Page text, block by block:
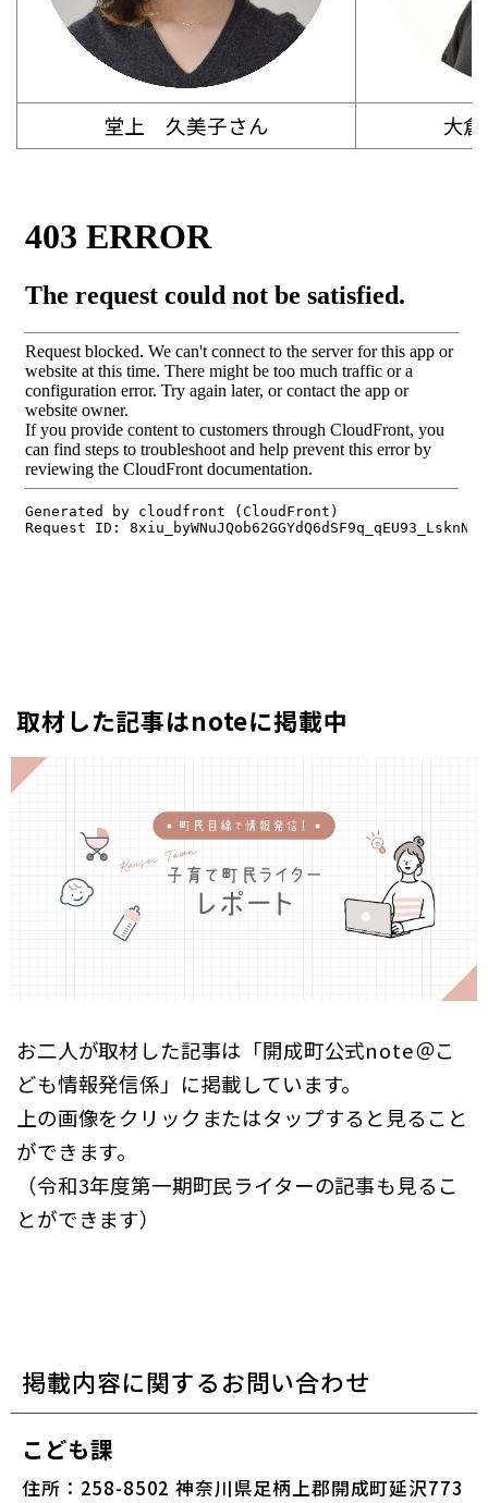
堂上 久美子さん 大
取材した記事はnoteに掲載中
お二人が取材した記事は「開成町公式note＠こ
ども情報発信係」に掲載しています。
上の画像をクリックまたはタップすると見ること
ができます。
（令和3年度第一期町民ライターの記事も見るこ
とができます）
掲載内容に関するお問い合わせ
こども課
住所：258-8502 神奈川県足柄上郡開成町延沢773